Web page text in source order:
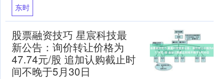
东时
股票融资技巧 星宸科技最
新公告：询价转让价格为
47.74元/股 追加认购截止时
间不晚于5月30日